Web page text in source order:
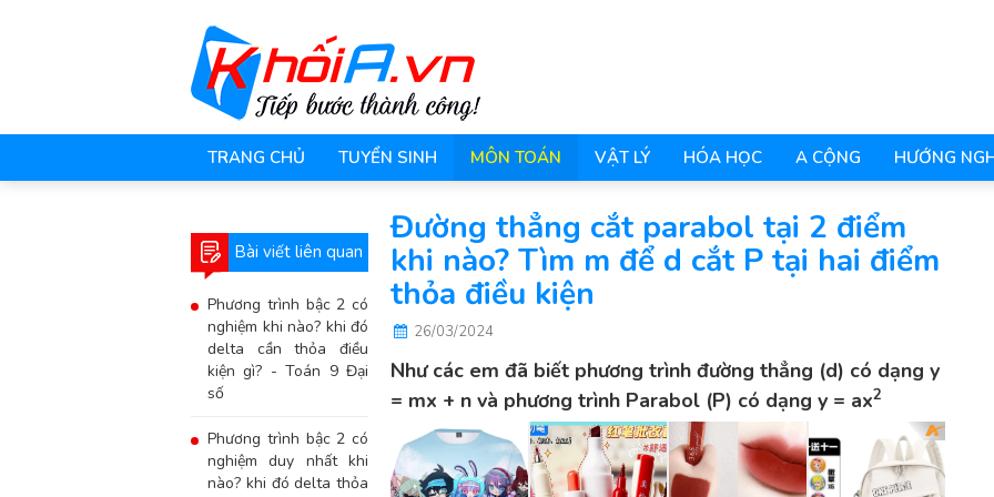
TRANG CHỦ TUYỂN SINH MÔN TOÁN VẬT LÝ HÓA HỌC A CỘNG HƯỚNG
Bài viết liên quan
Phương trình bậc 2 có
nghiệm khi nào? khi đó
delta cần thỏa điều
kiện gì? - Toán 9 Đại
số
Phương trình bậc 2 có
nghiệm duy nhất khi
nào? khi đó delta thỏa
Đường thẳng cắt parabol tại 2 điểm
khi nào? Tìm m để d cắt P tại hai điểm
thỏa điều kiện
26/03/2024
Như các em đã biết phương trình đường thẳng (d) có dạng y
= mx + n và phương trình Parabol (P) có dạng y = ax2